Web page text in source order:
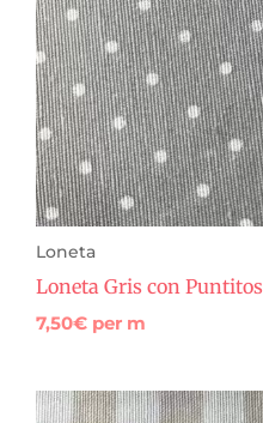
Loneta
Loneta Gris con Puntitos
7,50€ per m